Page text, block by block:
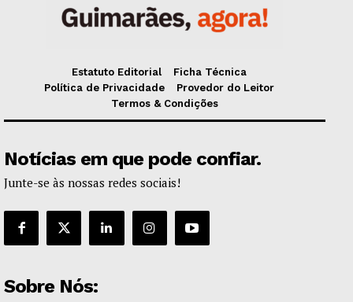
Estatuto Editorial
Ficha Técnica
Política de Privacidade
Provedor do Leitor
Termos & Condições
Notícias em que pode confiar.
Junte-se às nossas redes sociais!
Sobre Nós: